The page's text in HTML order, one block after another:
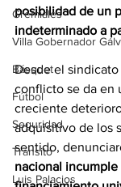
Gremiales
Villa Gobernador
Básquet
Fútbol
Seguridad
Tránsito
Luis Palacios
posibilidad de un
indeterminado a
Desde el
conflicto se da en
creciente
adquisitivo de los
sentido,
nacional incumple